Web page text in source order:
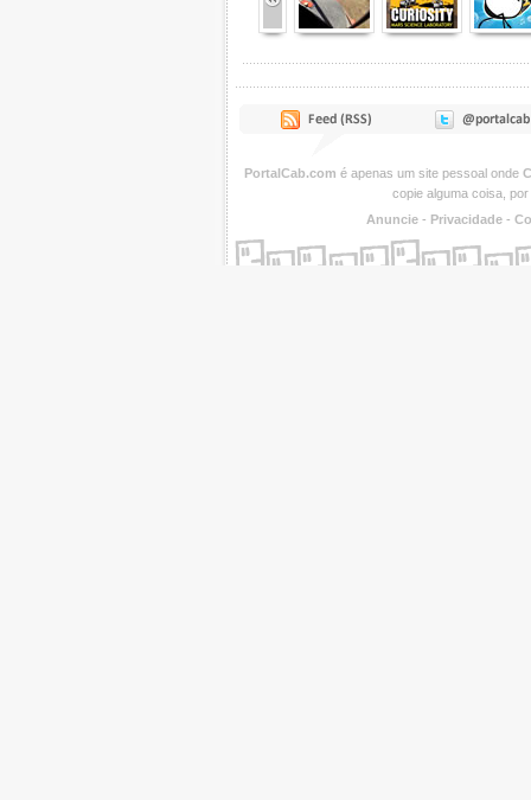
PortalCab.com é apenas um site pessoal onde
copie alguma coisa,
Anuncie - Privacidade -